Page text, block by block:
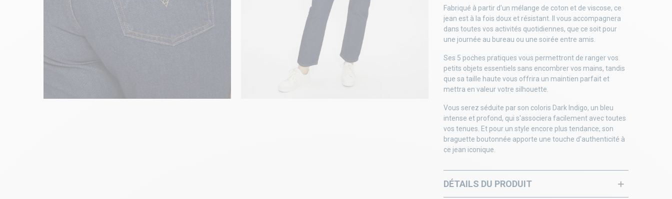
Fabriqué à partir d'un mélange de coton et de viscose, ce
jean est à la fois doux et résistant. Il vous accompagnera
dans toutes vos activités quotidiennes, que ce soit pour
une journée au bureau ou une soirée entre amis.
Ses 5 poches pratiques vous permettront de ranger vos
petits objets essentiels sans encombrer vos mains, tandis
que sa taille haute vous offrira un maintien parfait et
mettra en valeur votre silhouette.
Vous serez séduite par son coloris Dark Indigo, un bleu
intense et profond, qui s'associera facilement avec toutes
vos tenues. Et pour un style encore plus tendance, son
braguette boutonnée apporte une touche d'authenticité à
ce jean iconique.
DÉTAILS DU PRODUIT